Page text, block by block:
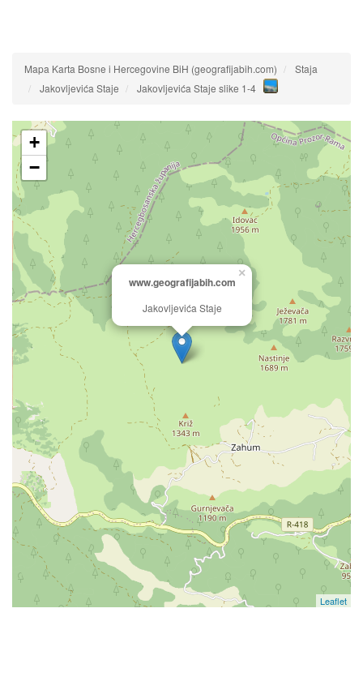
Mapa Karta Bosne i Hercegovine BiH (geografijabih.com)
Staja
Jakovljevića Staje
Jakovljevića Staje slike 1-4
www.geografijabih.com
Jakovljevića Staje
×
+
−
Leaflet